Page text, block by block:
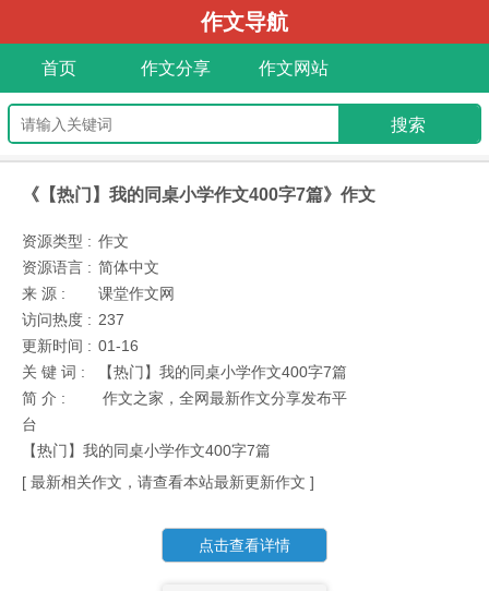
作文导航
首页 作文分享 作文网站
《【热门】我的同桌小学作文400字7篇》作文
资源类型 : 作文
资源语言 : 简体中文
来 源 :
课堂作文网
访问热度 : 237
更新时间 : 01-16
关 键 词 :
【热门】我的同桌小学作文400字7篇
简 介 :
作文之家，全网最新作文分享发布平
台
【热门】我的同桌小学作文400字7篇
[ 最新相关作文，请查看本站最新更新作文 ]
点击查看详情